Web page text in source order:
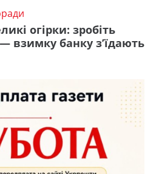
огірки: зробіть
взимку банку з’їдають